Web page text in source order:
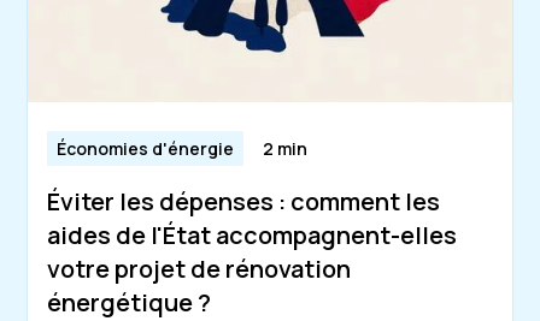
Économies d'énergie 2 min
Éviter les dépenses : comment les
aides de l'État accompagnent-elles
votre projet de rénovation
énergétique ?